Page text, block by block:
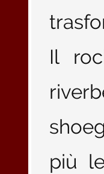
Il
più